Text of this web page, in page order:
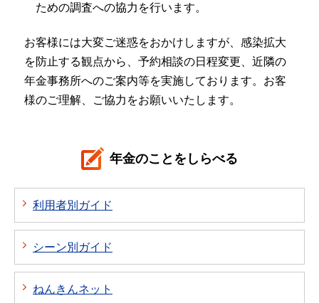
ための調査への協力を行います。
お客様には大変ご迷惑をおかけしますが、感染拡大
を防止する観点から、予約相談の日程変更、近隣の
年金事務所へのご案内等を実施しております。お客
様のご理解、ご協力をお願いいたします。
年金のことをしらべる
利用者別ガイド
シーン別ガイド
ねんきんネット